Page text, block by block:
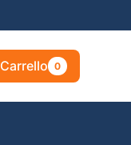
Carrello 0